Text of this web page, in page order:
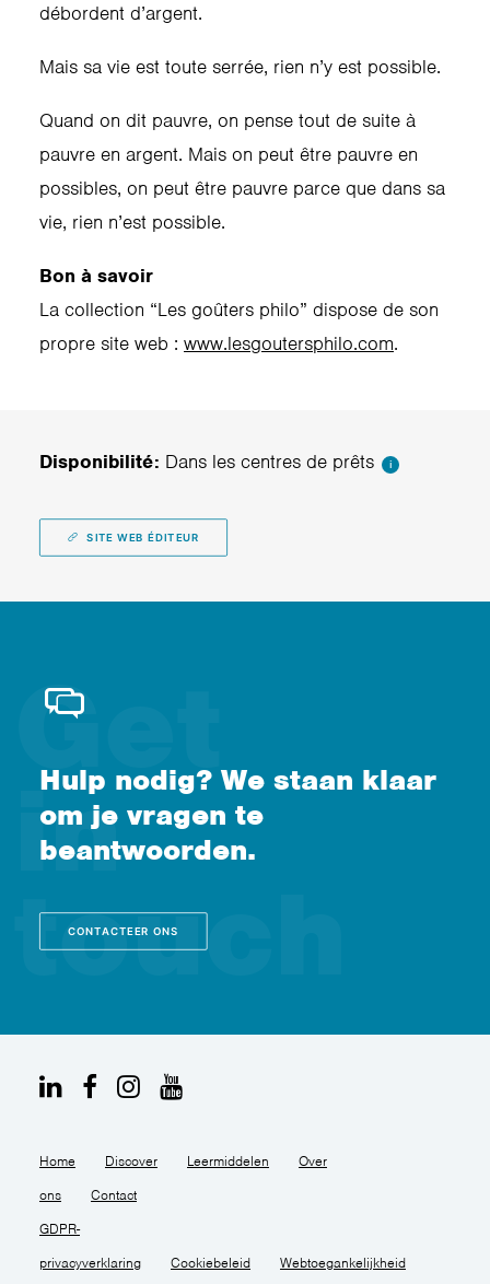
débordent d’argent.
Mais sa vie est toute serrée, rien n’y est possible.
Quand on dit pauvre, on pense tout de suite à
pauvre en argent. Mais on peut être pauvre en
possibles, on peut être pauvre parce que dans sa
vie, rien n’est possible.
Bon à savoir
La collection “Les goûters philo” dispose de son
propre site web : www.lesgoutersphilo.com.
Disponibilité: Dans les centres de prêts i
SITE WEB ÉDITEUR
Hulp nodig? We staan klaar
om je vragen te
beantwoorden.
CONTACTEER ONS
Home Discover Leermiddelen Over
ons Contact
GDPR-
privacyverklaring Cookiebeleid Webtoegankelijkheid